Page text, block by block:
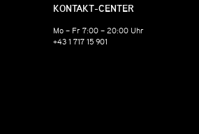
KONTAKT-CENTER
Mo – Fr 7:00 – 20:00 Uhr
+43 1 717 15 901